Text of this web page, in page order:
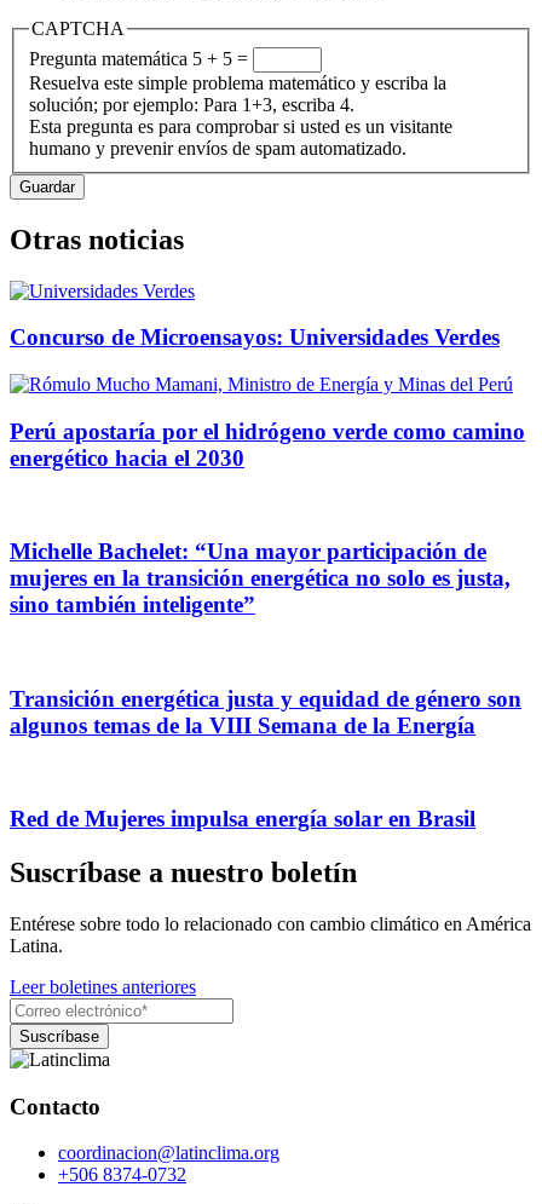
CAPTCHA
Pregunta matemática 5 + 5 =
Resuelva este simple problema matemático y escriba la
solución; por ejemplo: Para 1+3, escriba 4.
Esta pregunta es para comprobar si usted es un visitante
humano y prevenir envíos de spam automatizado.
Otras noticias
Concurso de Microensayos: Universidades Verdes
Perú apostaría por el hidrógeno verde como camino
energético hacia el 2030
Michelle Bachelet: “Una mayor participación de
mujeres en la transición energética no solo es justa,
sino también inteligente”
Transición energética justa y equidad de género son
algunos temas de la VIII Semana de la Energía
Red de Mujeres impulsa energía solar en Brasil
Suscríbase a nuestro boletín
Entérese sobre todo lo relacionado con cambio climático en América
Latina.
Leer boletines anteriores
Contacto
coordinacion@latinclima.org
+506 8374-0732